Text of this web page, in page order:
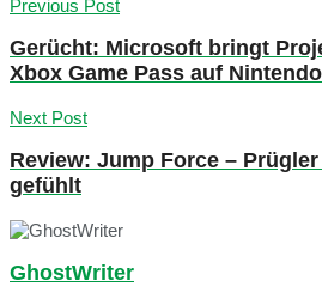
Previous Post
Gerücht: Microsoft bringt
Xbox Game Pass auf
Next Post
Review: Jump Force –
gefühlt
GhostWriter